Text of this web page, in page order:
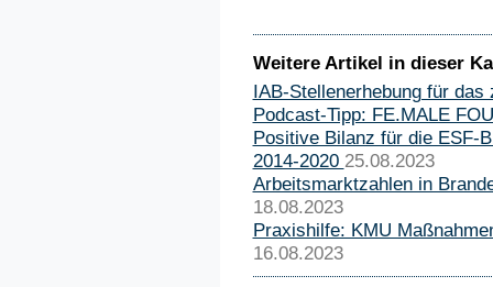
Weitere Artikel in dieser
IAB-Stellenerhebung für das
Podcast-Tipp: FE.MALE
Positive Bilanz für die ESF-
2014-2020 25.08.2023
Arbeitsmarktzahlen in
18.08.2023
Praxishilfe: KMU
16.08.2023